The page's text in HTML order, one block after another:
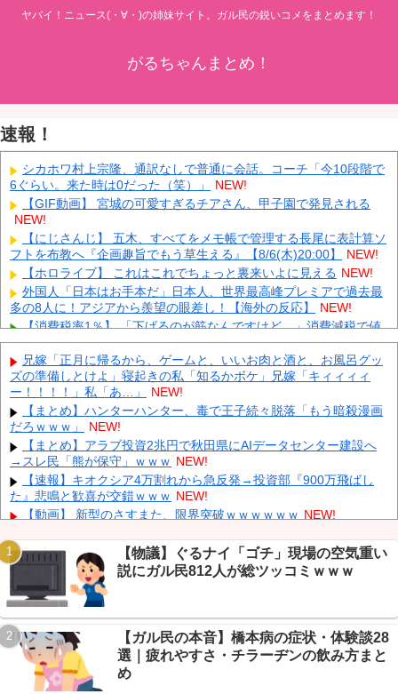
ヤバイ！ニュース(・∀・)の姉妹サイト。ガル民の鋭いコメをまとめます！
がるちゃんまとめ！
速報！
シカホワ村上宗隆、通訳なしで普通に会話。コーチ「今10段階で
6ぐらい。来た時は0だった（笑）」
NEW!
【GIF動画】 宮城の可愛すぎるチアさん、甲子園で発見される
NEW!
【にじさんじ】 五木、すべてをメモ帳で管理する長尾に表計算ソ
フトを布教へ『企画趣旨でもう草生える』【8/6(木)20:00】
NEW!
【ホロライブ】 これはこれでちょっと裏来いよに見える NEW!
外国人「日本はお手本だ」日本人、世界最高峰プレミアで過去最
多の8人に！アジアから羨望の眼差し！【海外の反応】
NEW!
【消費税率1％】 「下げるのが筋なんですけど…」消費減税で値
下がりする分と同じだけ商品を値上げして店頭価格を変えない店も
NEW!
中国「大洪水！」中国ダム「決壊」地元民「公式発表より死者多
い！」中国政府「住民拘束！（安否不明」中国当局「救助隊動画も
削除」台風13号「三峡ダム接近中」→ NEW!
「中国人ってこんなに嫌われているの？」日本生活9年目で明か
す本心！ NEW!
韓国人の対日好感度が過去最高に、「ノージャパン」は終わっ
た？＝ネット「中国より100倍いい」 NEW!
【朗報】 消費減税、閣議決定 来年4月から2年間1％に
Powered by livedoor 相互RSS
兄嫁「正月に帰るから、ゲームと、いいお肉と酒と、お風呂グッ
ズの準備しとけよ」寝起きの私「知るかボケ」兄嫁「キィィィィ
ー！！！！」私「あ…」
NEW!
【まとめ】ハンターハンター、毒で王子続々脱落「もう暗殺漫画
だろｗｗｗ」
NEW!
【まとめ】アラブ投資2兆円で秋田県にAIデータセンター建設へ
→スレ民「熊が保守」ｗｗｗ NEW!
【速報】キオクシア4万割れから急反発→投資部『900万飛ばし
た』悲鳴と歓喜が交錯ｗｗｗ NEW!
【動画】 新型のさすまた、限界突破ｗｗｗｗｗｗ NEW!
ｗｗｗ NEW!
【画像】 ワイ「アルファードいいなあ。買いに行くか」店員「ほ
いっ見積もりな！」ワイ「金額おかしくね？」←お前らもそう思う
よな？？？？？ NEW!
【画像】 「キム兄」こと芸人・木村祐一さん（63歳）、最新の松
本人志さんとのツーショットが完全に別人だとネット騒然！ 「マジ
で誰かわからん」... NEW!
【悲報】株式投資、若い男の自尊心をゴリゴリ削る→ニュー速
+民「NISAはギャンブル」で大論争ｗｗｗ
【物議】ぐるナイ「ゴチ」現場の空気重い
説にガル民812人が総ツッコミｗｗｗ
【ガル民の本音】橋本病の症状・体験談28
選｜疲れやすさ・チラーヂンの飲み方まと
め